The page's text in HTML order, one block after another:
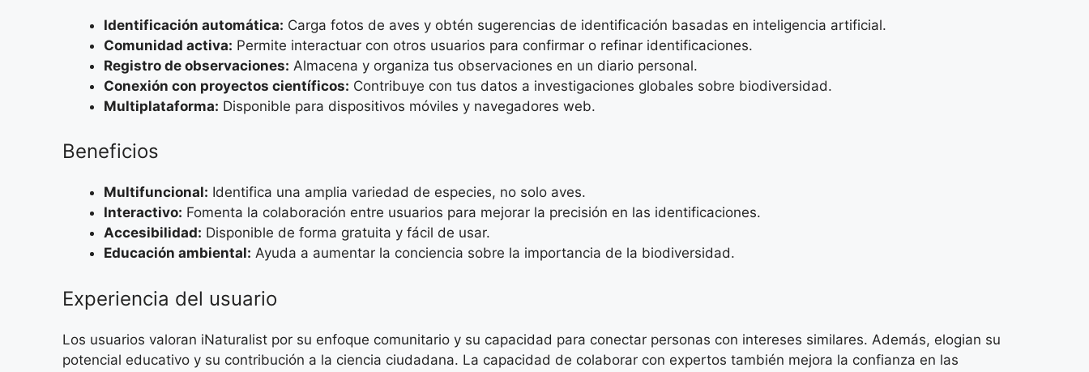
Identificación automática: Carga fotos de aves y obtén sugerencias de identificación basadas en inteligencia artificial.
Comunidad activa: Permite interactuar con otros usuarios para confirmar o refinar identificaciones.
Registro de observaciones: Almacena y organiza tus observaciones en un diario personal.
Conexión con proyectos científicos: Contribuye con tus datos a investigaciones globales sobre biodiversidad.
Multiplataforma: Disponible para dispositivos móviles y navegadores web.
Beneficios
Multifuncional: Identifica una amplia variedad de especies, no solo aves.
Interactivo: Fomenta la colaboración entre usuarios para mejorar la precisión en las identificaciones.
Accesibilidad: Disponible de forma gratuita y fácil de usar.
Educación ambiental: Ayuda a aumentar la conciencia sobre la importancia de la biodiversidad.
Experiencia del usuario
Los usuarios valoran iNaturalist por su enfoque comunitario y su capacidad para conectar personas con intereses similares. Además, elogian su
potencial educativo y su contribución a la ciencia ciudadana. La capacidad de colaborar con expertos también mejora la confianza en las